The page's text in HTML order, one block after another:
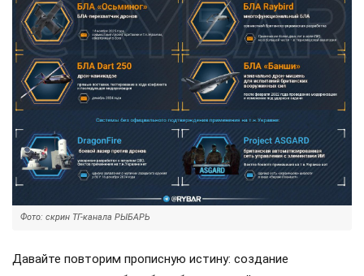
Фото: скрин ТГ-канала РЫБАРЬ
Давайте повторим прописную истину: создание